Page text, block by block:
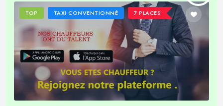
TOP TAXI CONVENTIONNÉ 7 PLACES